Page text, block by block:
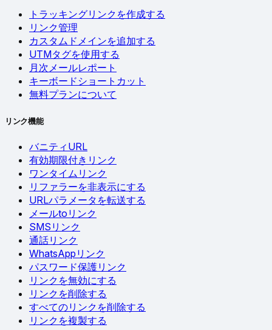
トラッキングリンクを作成する
リンク管理
カスタムドメインを追加する
UTMタグを使用する
月次メールレポート
キーボードショートカット
無料プランについて
リンク機能
バニティURL
有効期限付きリンク
ワンタイムリンク
リファラーを非表示にする
URLパラメータを転送する
メールtoリンク
SMSリンク
通話リンク
WhatsAppリンク
パスワード保護リンク
リンクを無効にする
リンクを削除する
すべてのリンクを削除する
リンクを複製する